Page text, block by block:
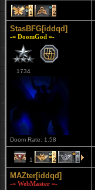
1 2
StasBFG[iddqd]
-= DoomGod =-
1734
Doom Rate: 1.58
1 2 1
MAZter[iddqd]
-= WebMaster =-